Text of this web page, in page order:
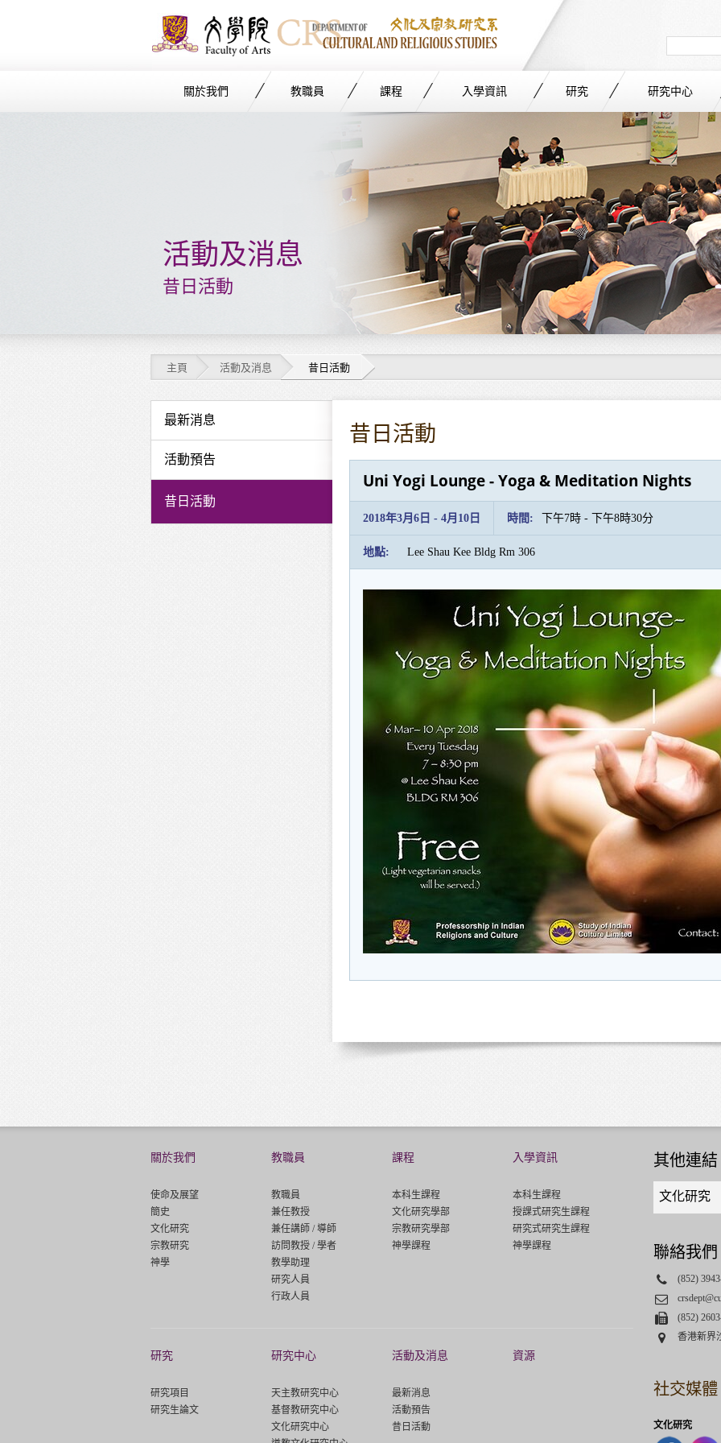
in
關於我們
教職員 課程 入學資訊 研究
研究中心
活動及消息
昔日活動
主頁 活動及消息 昔日活動
活
動
及
消
最新消息
活動預告
昔日活動
昔日活動
Uni Yogi Lounge - Yoga & Meditation Nights
2018年3月6日 - 4月10日 時間: 下午7時 - 下午8時30分
地點: Lee Shau Kee Bldg Rm 306
關於我們
使命及展望
簡史
文化研究
宗教研究
神學
教職員
教職員
兼任教授
兼任講師 / 導師
訪問教授 / 學者
教學助理
研究人員
行政人員
課程
本科生課程
文化研究學部
宗教研究學部
神學課程
入學資訊
本科生課程
授課式研究生課程
研究式研究生課程
神學課程
研究
研究項目
研究生論文
研究中心
天主教研究中心
基督教研究中心
文化研究中心
活動及消息
最新消息
活動預告
昔日活動
資源
其他連結
Quick
links
select
文化研究
聯絡我們
Phone
(852)
Email
Fax(852)
Address
香港新界
社交媒體
文化研究